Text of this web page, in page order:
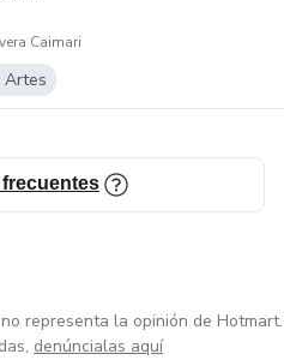
Caimari
Artes
representa la opinión de Hotmart.
denúncialas aquí